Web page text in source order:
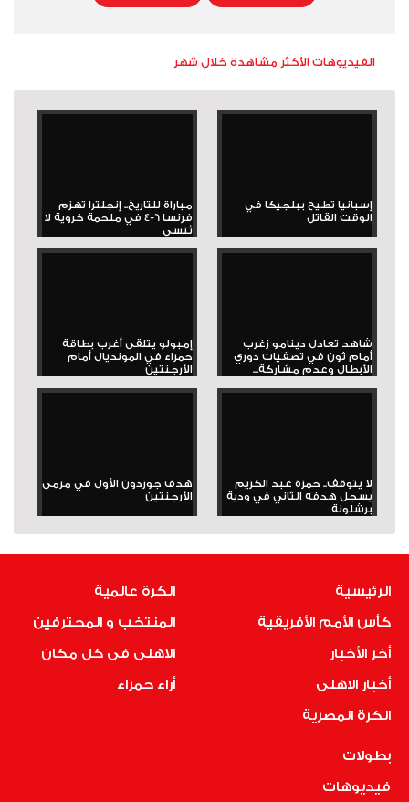
الفيديوهات الأكثر مشاهدة خلال شهر
إسبانيا تطيح ببلجيكا في
الوقت القاتل
مباراة للتاريخ.. إنجلترا تهزم
فرنسا 6-4 في ملحمة كروية لا
تُنسى
شاهد تعادل دينامو زغرب
أمام ثون في تصفيات دوري
الأبطال وعدم مشاركة...
إمبولو يتلقى أغرب بطاقة
حمراء في المونديال أمام
الأرجنتين
لا يتوقف.. حمزة عبد الكريم
يسجل هدفه الثاني في ودية
برشلونة
هدف جوردون الأول في مرمى
الأرجنتين
الرئيسية
كأس الأمم الأفريقية
أخر الأخبار
أخبار الاهلى
الكرة المصرية
الكرة عالمية
المنتخب و المحترفين
الاهلى فى كل مكان
أراء حمراء
بطولات
فيديوهات